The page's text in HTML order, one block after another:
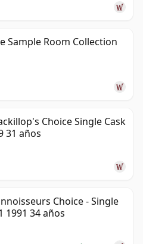
Sample Room Collection
Choice Single Cask
31 años
Choice - Single
1991 34 años